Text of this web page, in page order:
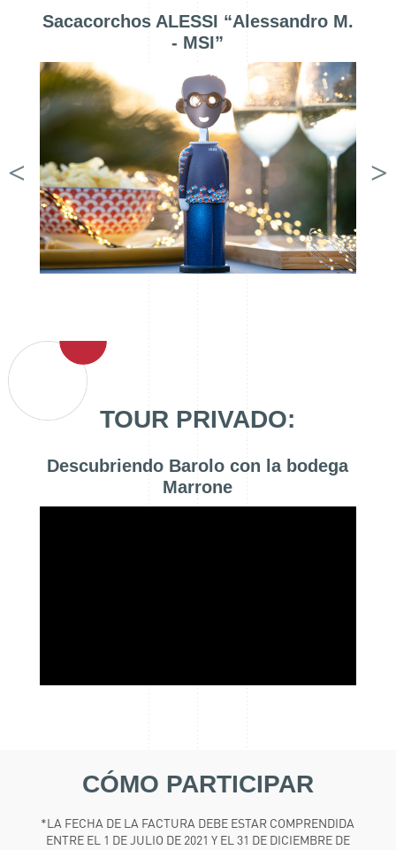
Sacacorchos ALESSI “Alessandro M.
- MSI”
TOUR PRIVADO:
Descubriendo Barolo con la bodega
Marrone
CÓMO PARTICIPAR
*LA FECHA DE LA FACTURA DEBE ESTAR COMPRENDIDA
ENTRE EL 1 DE JULIO DE 2021 Y EL 31 DE DICIEMBRE DE